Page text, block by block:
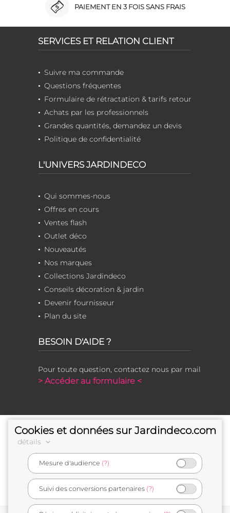
PAIEMENT EN 3 FOIS SANS FRAIS
SERVICES ET RELATION CLIENT
Suivre ma commande
Questions fréquentes
Formulaire de rétractation & tarifs retour
Achats par les professionnels
Grandes quantités, demandez un devis
Politique de confidentialité
L'UNIVERS JARDINDECO
Qui sommes-nous
Offres en cours
Ventes flash
Outlet déco
Nouveautés
Nos marques
Collections Jardindeco
Conseils décoration & jardin
Devenir fournisseur
Plan du site
BESOIN D'AIDE ?
Pour toute question, contactez nous par mail
> Accéder au formulaire <
e-commerçant français
Cookies et données sur Jardindeco.com
détails
Mesure d'audience (?)
Suivi des conversions partenaires (?)